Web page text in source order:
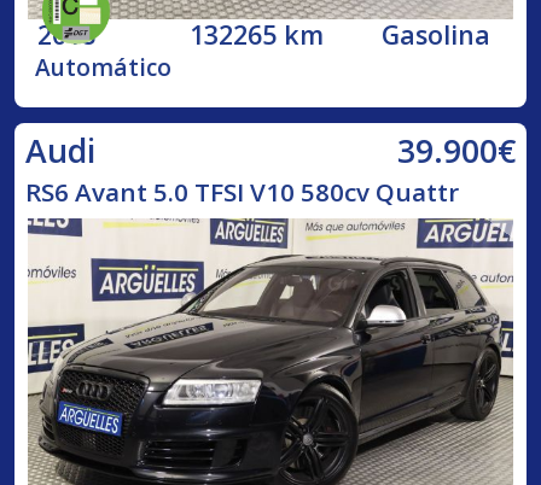
2018 132265 km Gasolina
Automático
Audi 39.900€
RS6 Avant 5.0 TFSI V10 580cv Quattr